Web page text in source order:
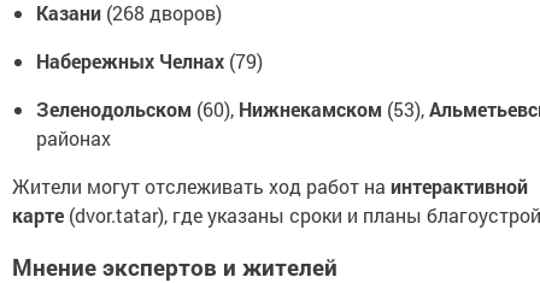
Казани (268 дворов)
Набережных Челнах (79)
Зеленодольском (60), Нижнекамском (53),
районах
Жители могут отслеживать ход работ на интерактивной
карте (dvor.tatar), где указаны сроки и планы
Мнение экспертов и жителей